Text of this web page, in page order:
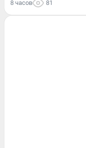
8 часов 81